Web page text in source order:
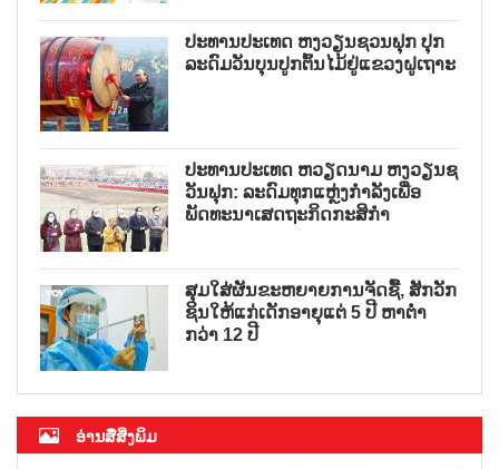
ປະທານປະເທດ ຫງວຽນຊວນຟຸກ ປຸກ
ລະດົມວັນບຸນປູກຕົ້ນໄມ້ຢູ່ແຂວງຝູເຖາະ
ປະທານປະເທດ ຫວຽດນາມ ຫງວຽນຊ
ວັນຟຸກ: ລະດົມທຸກແຫຼ່ງກຳລັງເພື່ອ
ພັດທະນາເສດຖະກິດກະສິກຳ
ສຸມໃສ່ຜັນຂະຫຍາຍການຈັດຊື້, ສັກວັກ
ຊິນໃຫ້ແກ່ເດັກອາຍຸແຕ່ 5 ປີ ຫາຕ່ຳ
ກວ່າ 12 ປີ
ອ່ານສື່ສິ່ງພິມ